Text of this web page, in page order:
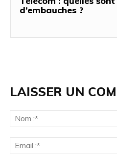
d’embauches ?
LAISSER UN